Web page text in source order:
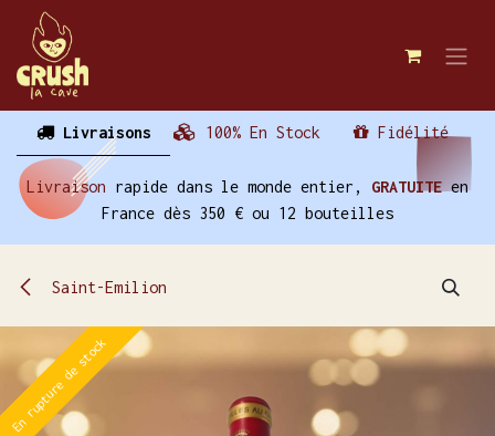
Se rendre au contenu
Livraisons 100% En Stock Fidélité
Livraison rapide dans le monde entier, GRATUITEen
France dès 350 € ou 12 bouteilles
Saint-Emilion
En rupture de stock